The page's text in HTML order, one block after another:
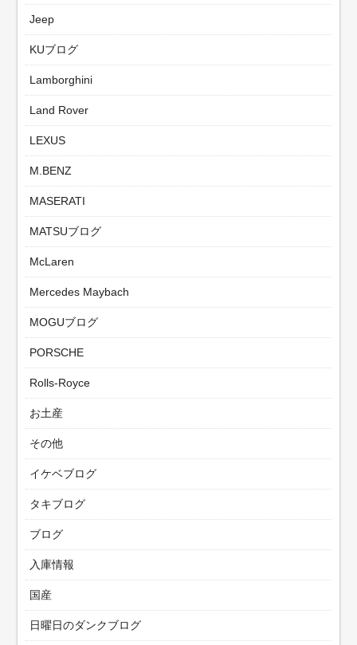
Jeep
KUブログ
Lamborghini
Land Rover
LEXUS
M.BENZ
MASERATI
MATSUブログ
McLaren
Mercedes Maybach
MOGUブログ
PORSCHE
Rolls-Royce
お土産
その他
イケベブログ
タキブログ
ブログ
入庫情報
国産
日曜日のダンクブログ